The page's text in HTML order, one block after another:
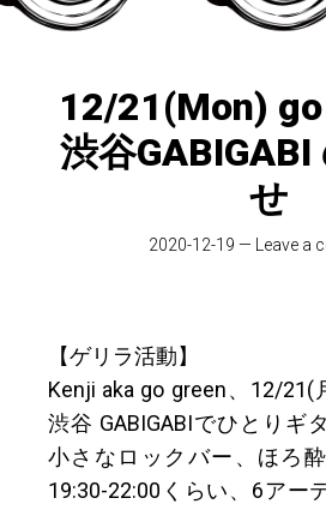
12/21(Mon)
渋谷GABIGABI
せ
2020-12-19 — Leave a
【ゲリラ活動】
Kenji aka go green、12/21(
渋谷 GABIGABIでひとりギ
小さなロックバー、ほろ
19:30-22:00くらい、6アー